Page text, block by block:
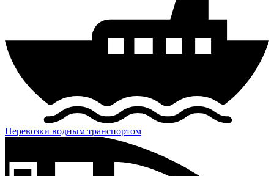
Перевозки водным транспортом